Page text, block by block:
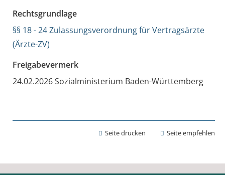
Rechtsgrundlage
§§ 18 - 24 Zulassungsverordnung für Vertragsärzte
(Ärzte-ZV)
Freigabevermerk
24.02.2026 Sozialministerium Baden-Württemberg
Seite drucken Seite empfehlen